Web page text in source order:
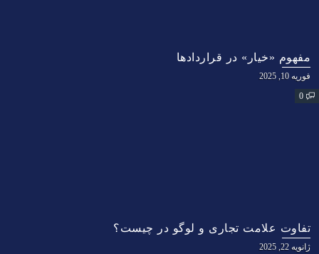
مفهوم «خیار» در قراردادها
فوریه 10, 2025
0
تفاوت علامت تجاری و لوگو در چیست؟
ژانویه 22, 2025